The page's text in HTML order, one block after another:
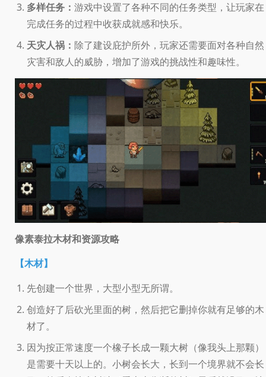
多样任务： 游戏中设置了各种不同的任务类型，让玩家在
完成任务的过程中收获成就感和快乐。
天灾人祸： 除了建设庇护所外，玩家还需要面对各种自然
灾害和敌人的威胁，增加了游戏的挑战性和趣味性。
像素泰拉木材和资源攻略
【木材】
先创建一个世界，大型小型无所谓。
创造好了后砍光里面的树，然后把它删掉你就有足够的木
材了。
因为按正常速度一个橡子长成一颗大树（像我头上那颗）
是需要十天以上的。小树会长大，长到一个境界就不会长